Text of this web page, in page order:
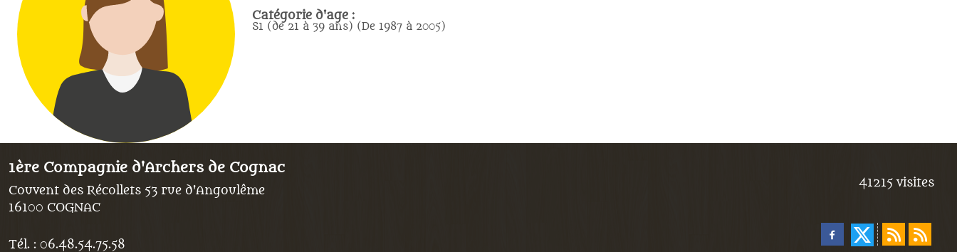
Catégorie d'age :
S1 (de 21 à 39 ans) (De 1987 à 2005)
1ère Compagnie d'Archers de Cognac
Couvent des Récollets 53 rue d'Angoulême
16100 COGNAC
Tél. : 06.48.54.75.58
41215 visites